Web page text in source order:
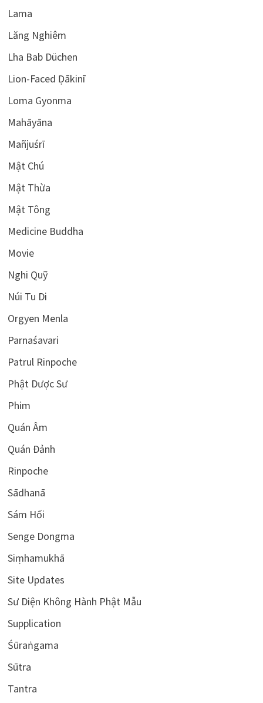
Lama
Lăng Nghiêm
Lha Bab Düchen
Lion-Faced Ḍākinī
Loma Gyonma
Mahāyāna
Mañjuśrī
Mật Chú
Mật Thừa
Mật Tông
Medicine Buddha
Movie
Nghi Quỹ
Núi Tu Di
Orgyen Menla
Parnaśavari
Patrul Rinpoche
Phật Dược Sư
Phim
Quán Âm
Quán Đảnh
Rinpoche
Sādhanā
Sám Hối
Senge Dongma
Siṃhamukhā
Site Updates
Sư Diện Không Hành Phật Mẫu
Supplication
Śūraṅgama
Sūtra
Tantra